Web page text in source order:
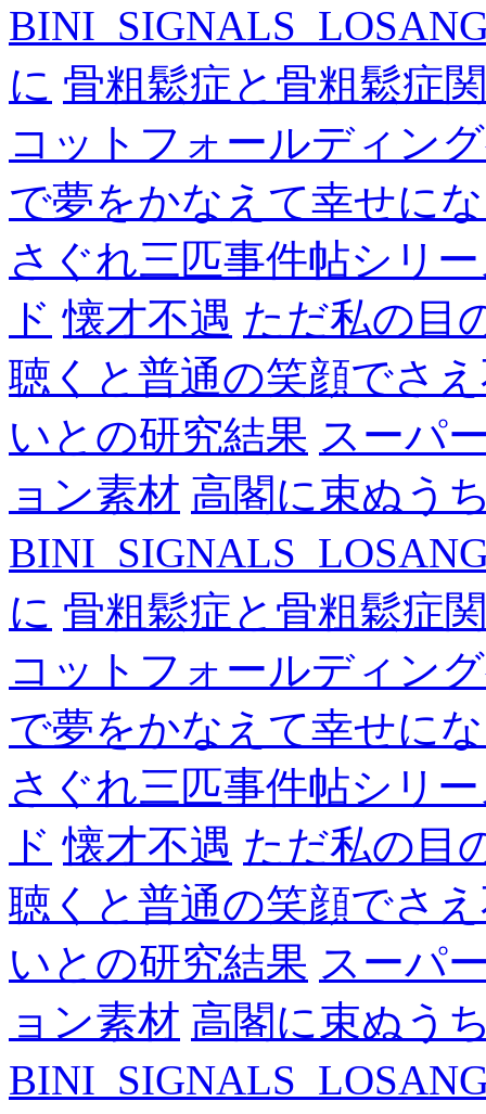
に 骨粗鬆症と骨粗鬆症
コットフォールディン
で夢をかなえて幸せに
さぐれ三匹事件帖シリ
ド 懐才不遇 ただ私の目
聴くと普通の笑顔でさ
いとの研究結果 スーパ
ョン素材 高閣に束ぬう
に 骨粗鬆症と骨粗鬆症
コットフォールディン
で夢をかなえて幸せに
さぐれ三匹事件帖シリ
ド 懐才不遇 ただ私の目
聴くと普通の笑顔でさ
いとの研究結果 スーパ
ョン素材 高閣に束ぬう